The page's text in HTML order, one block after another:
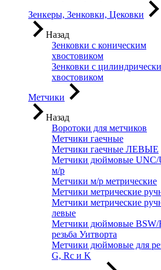
Зенкеры, Зенковки, Цековки
Назад
Зенковки с коническим
хвостовиком
Зенковки с
хвостовиком
Метчики
Назад
Воротоки для метчиков
Метчики гаечные
Метчики гаечные ЛЕВЫЕ
Метчики дюймовые UNC/
м/р
Метчики м/р метрические
Метчики метрические
Метчики метрические
левые
Метчики дюймовые BSW/
резьба Уитворта
Метчики дюймовые для
G, Rc и K